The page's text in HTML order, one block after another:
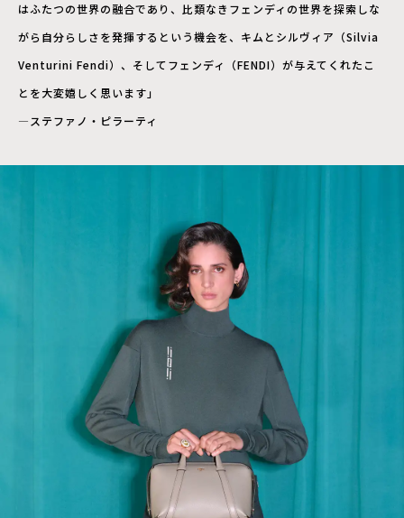
はふたつの世界の融合であり、比類なきフェンディの世界を探索しな
がら自分らしさを発揮するという機会を、キムとシルヴィア（Silvia
Venturini Fendi）、そしてフェンディ（FENDI）が与えてくれたこ
とを大変嬉しく思います」
―ステファノ・ピラーティ